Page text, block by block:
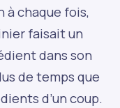
à chaque fois,
faisait un
dans son
de temps que
d’un coup.